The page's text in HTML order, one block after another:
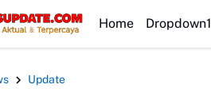
Home Dropdown1
Update